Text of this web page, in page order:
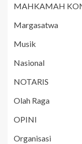
MAHKAMAH
Margasatwa
Musik
Nasional
NOTARIS
Olah Raga
OPINI
Organisasi